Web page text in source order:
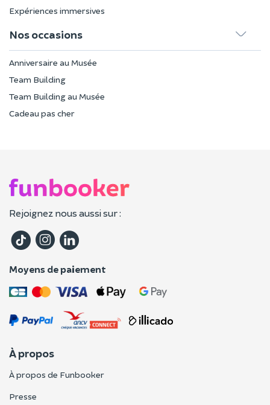
Expériences immersives
Nos occasions
Anniversaire au Musée
Team Building
Team Building au Musée
Cadeau pas cher
Rejoignez nous aussi sur :
Moyens de paiement
À propos
À propos de Funbooker
Presse